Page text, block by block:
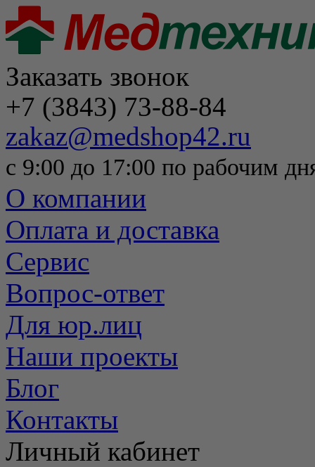
Заказать звонок
+7 (3843) 73-88-84
zakaz@medshop42.ru
с 9:00 до 17:00 по рабочим
О компании
Оплата и доставка
Сервис
Вопрос-ответ
Для юр.лиц
Наши проекты
Блог
Контакты
Личный кабинет